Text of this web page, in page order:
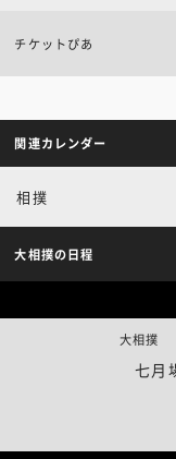
チケットぴあ
関連カレンダー
相撲
大相撲の日程
七月
大相撲 |